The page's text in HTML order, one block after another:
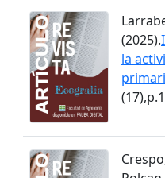
(2025).
la